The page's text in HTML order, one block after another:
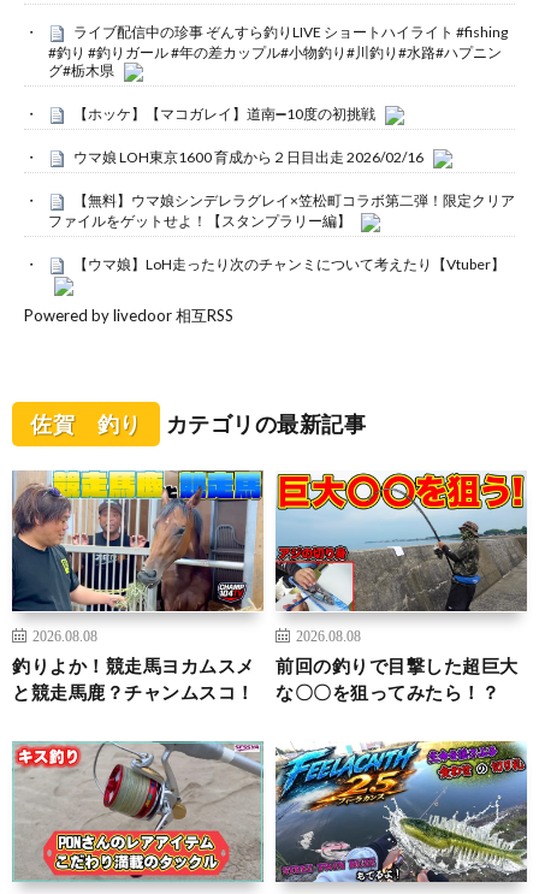
ライブ配信中の珍事 ぞんすら釣りLIVE ショートハイライト #fishing
#釣り #釣りガール #年の差カップル#小物釣り#川釣り#水路#ハプニン
グ#栃木県
【ホッケ】【マコガレイ】道南➖10度の初挑戦
ウマ娘 LOH東京1600 育成から２日目出走 2026/02/16
【無料】ウマ娘シンデレラグレイ×笠松町コラボ第二弾！限定クリア
ファイルをゲットせよ！【スタンプラリー編】
【ウマ娘】LoH走ったり次のチャンミについて考えたり【Vtuber】
Powered by livedoor 相互RSS
佐賀 釣り カテゴリの最新記事
2026.08.08
釣りよか！競走馬ヨカムスメ
と競走馬鹿？チャンムスコ！
2026.08.08
前回の釣りで目撃した超巨大
な〇〇を狙ってみたら！？